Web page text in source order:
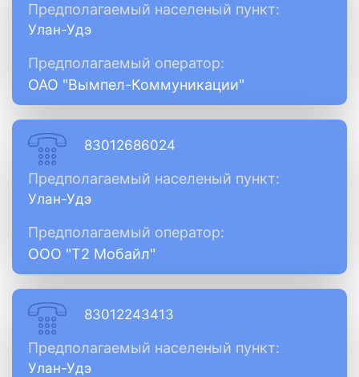
Предполагаемый населеный пункт:
Улан-Удэ
Предполагаемый оператор:
ОАО "Вымпел-Коммуникации"
83012686024
Предполагаемый населеный пункт:
Улан-Удэ
Предполагаемый оператор:
ООО "Т2 Мобайл"
83012243413
Предполагаемый населеный пункт:
Улан-Удэ